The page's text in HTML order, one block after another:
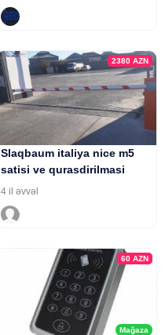
2380 AZN
Slaqbaum italiya nice m5
satisi ve qurasdirilmasi
4 il əvvəl
Mağaza
60 AZN